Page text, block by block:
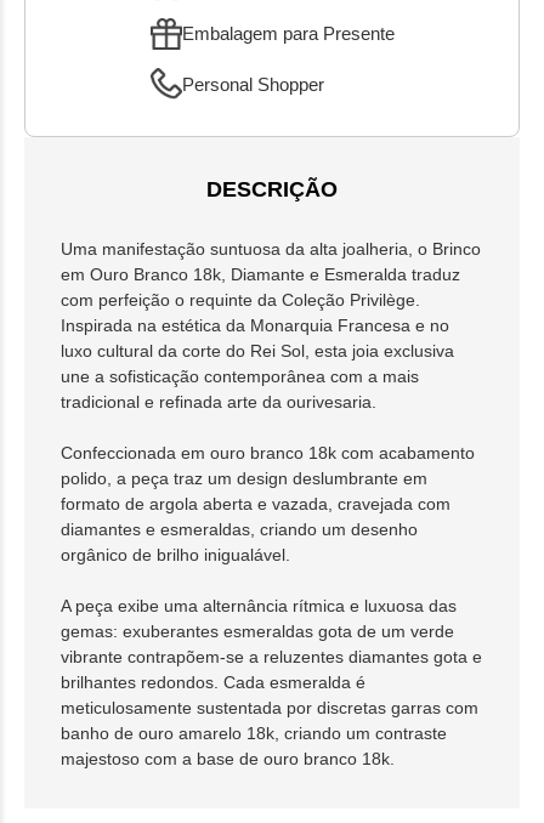
Embalagem para Presente
Personal Shopper
DESCRIÇÃO
Uma manifestação suntuosa da alta joalheria, o Brinco
em Ouro Branco 18k, Diamante e Esmeralda traduz
com perfeição o requinte da Coleção Privilège.
Inspirada na estética da Monarquia Francesa e no
luxo cultural da corte do Rei Sol, esta joia exclusiva
une a sofisticação contemporânea com a mais
tradicional e refinada arte da ourivesaria.
Confeccionada em ouro branco 18k com acabamento
polido, a peça traz um design deslumbrante em
formato de argola aberta e vazada, cravejada com
diamantes e esmeraldas, criando um desenho
orgânico de brilho inigualável.
A peça exibe uma alternância rítmica e luxuosa das
gemas: exuberantes esmeraldas gota de um verde
vibrante contrapõem-se a reluzentes diamantes gota e
brilhantes redondos. Cada esmeralda é
meticulosamente sustentada por discretas garras com
banho de ouro amarelo 18k, criando um contraste
majestoso com a base de ouro branco 18k.